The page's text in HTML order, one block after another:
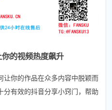
的视频热度飙升
让你的作品在众多内容中脱颖而
分有效的抖音分享小窍门，帮助